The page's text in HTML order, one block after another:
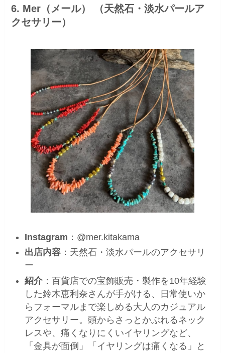
6. Mer（メール） （天然石・淡水パールア
クセサリー）
Instagram ：@mer.kitakama
出店内容 ：天然石・淡水パールのアクセサリ
ー
紹介 ：百貨店での宝飾販売・製作を10年経験
した鈴木恵利奈さんが手がける、日常使いか
らフォーマルまで楽しめる大人のカジュアル
アクセサリー。頭からさっとかぶれるネック
レスや、痛くなりにくいイヤリングなど、
「金具が面倒」「イヤリングは痛くなる」と